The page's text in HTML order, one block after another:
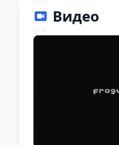
Видео